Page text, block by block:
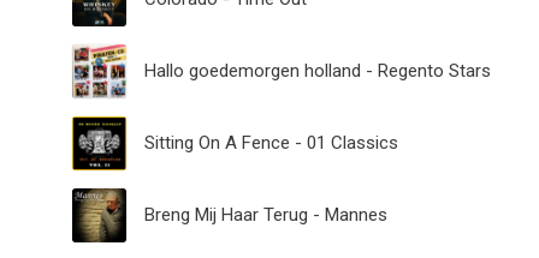
Hallo goedemorgen holland - Regento Stars
Sitting On A Fence - 01 Classics
Breng Mij Haar Terug - Mannes